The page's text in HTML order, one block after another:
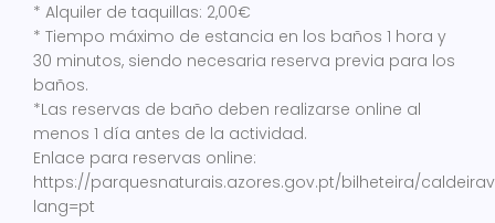
* Alquiler de taquillas: 2,00€
* Tiempo máximo de estancia en los baños 1 hora y
30 minutos, siendo necesaria reserva previa para los
baños.
*Las reservas de baño deben realizarse online al
menos 1 día antes de la actividad.
Enlace para reservas online:
https://parquesnaturais.azores.gov.pt/bilheteira/
lang=pt